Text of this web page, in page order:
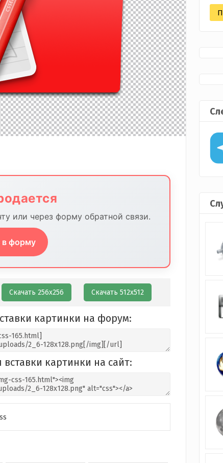
или через форму обратной связи.
в форму
Скачать 256х256 Скачать 512х512
картинки на форум:
картинки на сайт: